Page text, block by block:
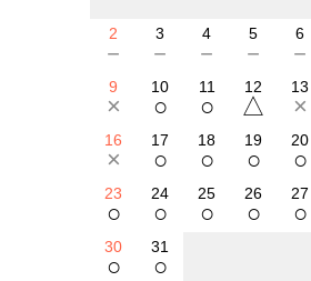
2
－
3
－
4
－
5
－
6
－
9
×
10
○
11
○
12
△
13
×
16
×
17
○
18
○
19
○
20
○
23
○
24
○
25
○
26
○
27
○
30
○
31
○